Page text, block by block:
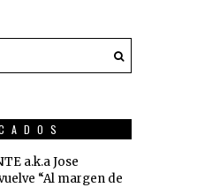
a.k.a Jose
“Al margen de